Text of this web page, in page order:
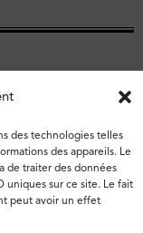
des technologies telles
des appareils. Le
de traiter des données
uniques sur ce site. Le fait
peut avoir un effet
réservés.